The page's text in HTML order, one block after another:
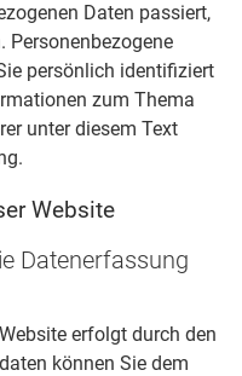
Daten passiert,
Personenbezogene
persönlich identifiziert
zum Thema
unter diesem Text
Website
Datenerfassung
erfolgt durch den
können Sie dem